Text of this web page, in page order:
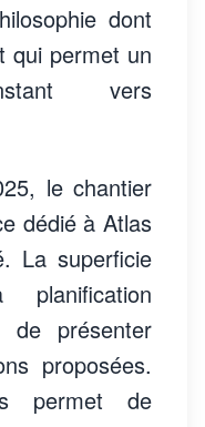
dont
qui permet un
vers
le chantier
dédié à Atlas
La superficie
de présenter
proposées.
permet de